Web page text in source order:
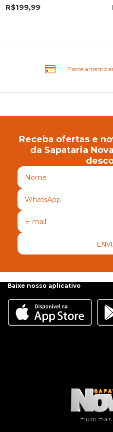
R$199,99
10x sem juros
Receba ofertas e
da Sapataria
Baixe nosso aplicativo